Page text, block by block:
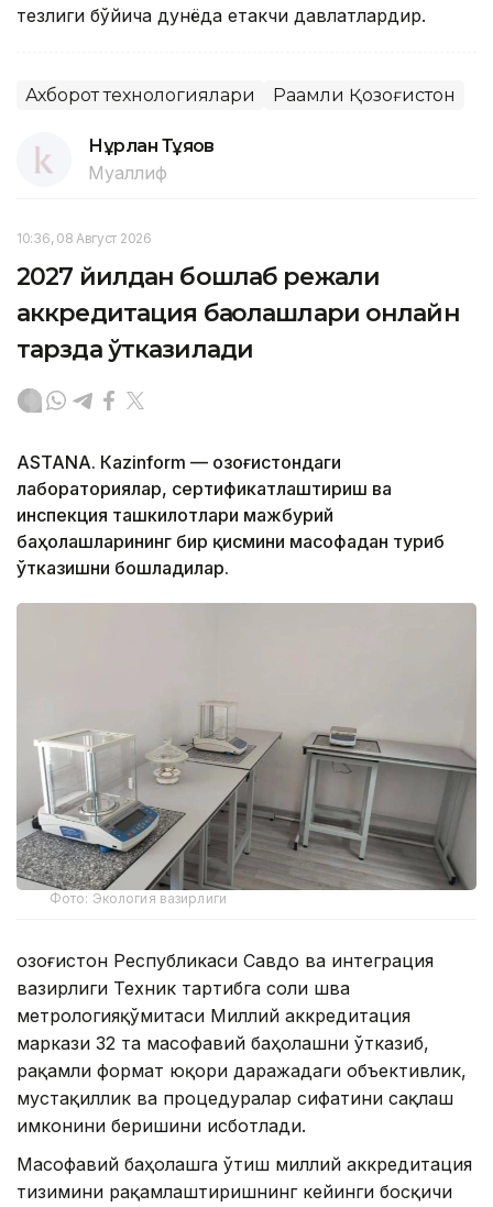
тезлиги бўйича дунёда етакчи давлатлардир.
Ахборот технологиялари Рақамли Қозоғистон
Нұрлан Тұяқов
Муаллиф
10:36, 08 Август 2026
2027 йилдан бошлаб режали
аккредитация баҳолашлари онлайн
тарзда ўтказилади
ASTANА. Кazinform — Қозоғистондаги
лабораториялар, сертификатлаштириш ва
инспекция ташкилотлари мажбурий
баҳолашларининг бир қисмини масофадан туриб
ўтказишни бошладилар.
Фото: Экология вазирлиги
Қозоғистон Республикаси Савдо ва интеграция
вазирлиги Техник тартибга соли шва
метрологияқўмитаси Миллий аккредитация
маркази 32 та масофавий баҳолашни ўтказиб,
рақамли формат юқори даражадаги объективлик,
мустақиллик ва процедуралар сифатини сақлаш
имконини беришини исботлади.
Масофавий баҳолашга ўтиш миллий аккредитация
тизимини рақамлаштиришнинг кейинги босқичи